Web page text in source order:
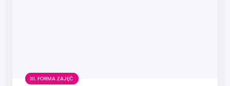
III. FORMA ZAJĘĆ